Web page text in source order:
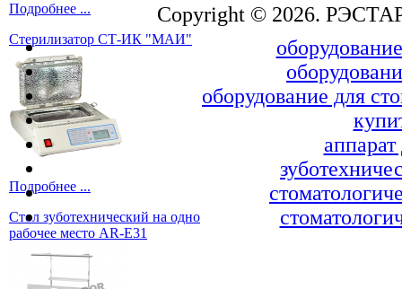
Подробнее ...
Стерилизатор СТ-ИК "МАИ"
Подробнее ...
Стол зуботехнический на одно
рабочее место AR-E31
Copyright © 2026.
оборудование для